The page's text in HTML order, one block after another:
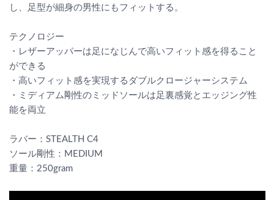
し、足型が細身の男性にもフィットする。
テクノロジー
・レザーアッパーは足になじんで高いフィット感を得ること
ができる
・高いフィット感を実現するダブルクロージャーシステム
・ミディアム剛性のミッドソールは足裏感覚とエッジング性
能を両立
ラバー：STEALTH C4
ソール剛性：MEDIUM
重量：250gram